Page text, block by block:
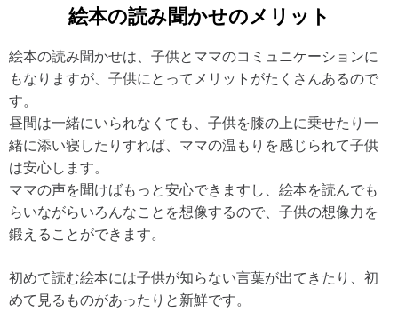
絵本の読み聞かせのメリット
絵本の読み聞かせは、子供とママのコミュニケーションに
もなりますが、子供にとってメリットがたくさんあるので
す。
昼間は一緒にいられなくても、子供を膝の上に乗せたり一
緒に添い寝したりすれば、ママの温もりを感じられて子供
は安心します。
ママの声を聞けばもっと安心できますし、絵本を読んでも
らいながらいろんなことを想像するので、子供の想像力を
鍛えることができます。
初めて読む絵本には子供が知らない言葉が出てきたり、初
めて見るものがあったりと新鮮です。